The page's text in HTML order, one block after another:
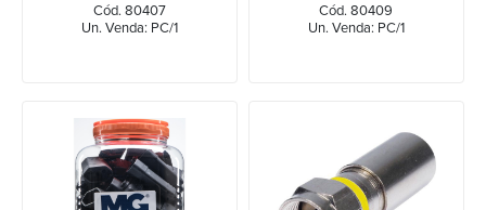
Cód. 80407
Un. Venda: PC/1
Cód. 80409
Un. Venda: PC/1